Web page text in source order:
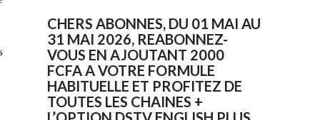
CHERS ABONNES, DU 01 MAI AU
31 MAI 2026, REABONNEZ-
VOUS EN AJOUTANT 2000
FCFA A VOTRE FORMULE
HABITUELLE ET PROFITEZ DE
TOUTES LES CHAINES +